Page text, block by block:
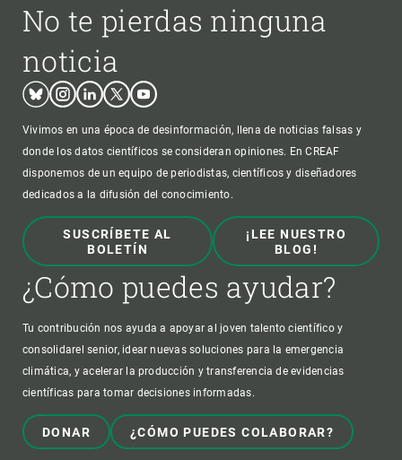
No te pierdas ninguna
noticia
BlueskyInstagram
LinkedinTwitterYoutube
Vivimos en una época de desinformación, llena de noticias falsas y
donde los datos científicos se consideran opiniones. En CREAF
disponemos de un equipo de periodistas, científicos y diseñadores
dedicados a la difusión del conocimiento.
SUSCRÍBETE AL
BOLETÍN
¡LEE NUESTRO
BLOG!
¿Cómo puedes ayudar?
Tu contribución nos ayuda a apoyar al joven talento científico y
consolidarel senior, idear nuevas soluciones para la emergencia
climática, y acelerar la producción y transferencia de evidencias
científicas para tomar decisiones informadas.
DONAR ¿CÓMO PUEDES COLABORAR?